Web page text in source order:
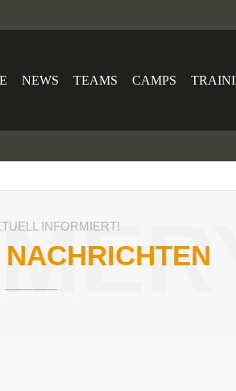
NEWS TEAMS CAMPS
INFORMIERT!
NACHRICHTEN